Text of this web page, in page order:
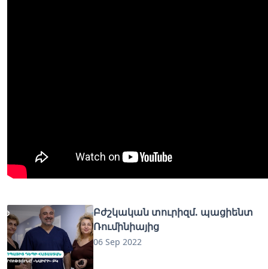
Բժշկական տուրիզմ. պացիենտ
Ռումինիայից
06 Sep 2022